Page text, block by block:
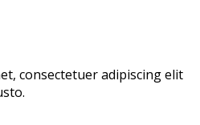
consectetuer adipiscing elit